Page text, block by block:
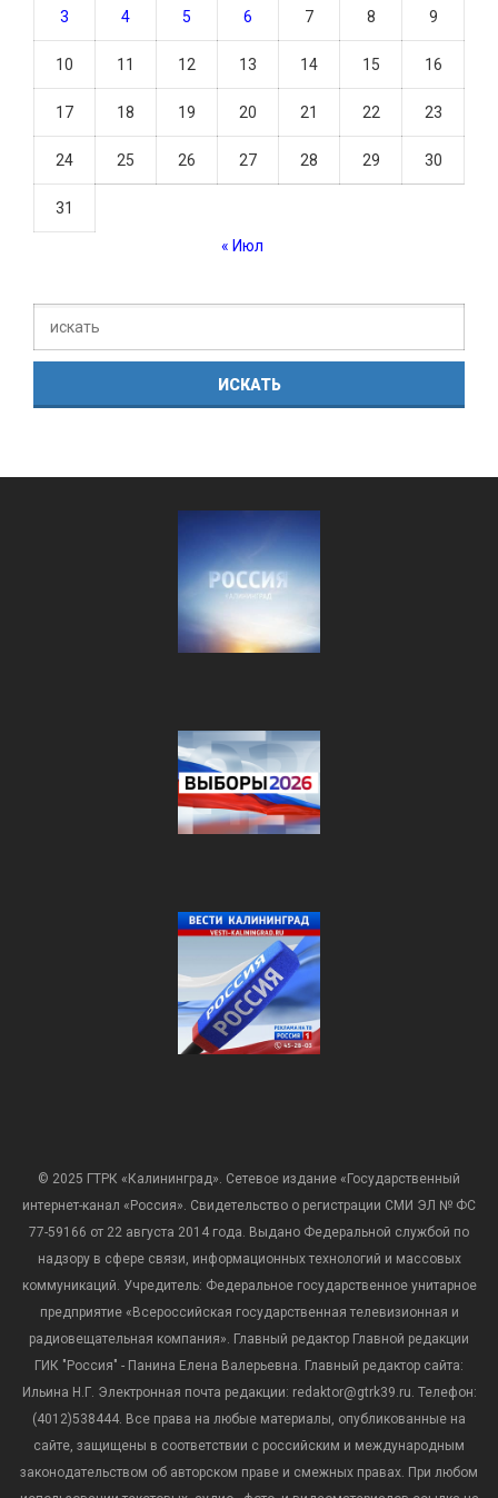
3 4 5 6 7 8 9
10 11 12 13 14 15 16
17 18 19 20 21 22 23
24 25 26 27 28 29 30
31
« Июл
© 2025 ГТРК «Калининград». Сетевое издание «Государственный
интернет-канал «Россия». Свидетельство о регистрации СМИ ЭЛ № ФС
77-59166 от 22 августа 2014 года. Выдано Федеральной службой по
надзору в сфере связи, информационных технологий и массовых
коммуникаций. Учредитель: Федеральное государственное унитарное
предприятие «Всероссийская государственная телевизионная и
радиовещательная компания». Главный редактор Главной редакции
ГИК "Россия" - Панина Елена Валерьевна. Главный редактор сайта:
Ильина Н.Г. Электронная почта редакции: redaktor@gtrk39.ru. Телефон:
(4012)538444. Все права на любые материалы, опубликованные на
сайте, защищены в соответствии с российским и международным
законодательством об авторском праве и смежных правах. При любом